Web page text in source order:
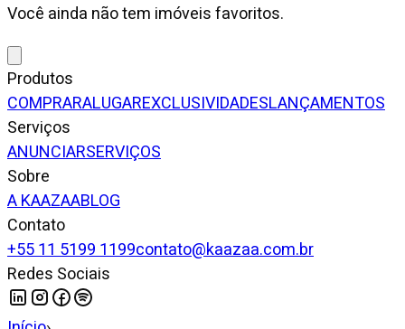
Você ainda não tem imóveis favoritos.
Produtos
COMPRARALUGAREXCLUSIVIDADESLANÇAMENTOS
Serviços
ANUNCIARSERVIÇOS
Sobre
A KAAZAABLOG
Contato
+55 11 5199 1199contato@kaazaa.com.br
Redes Sociais